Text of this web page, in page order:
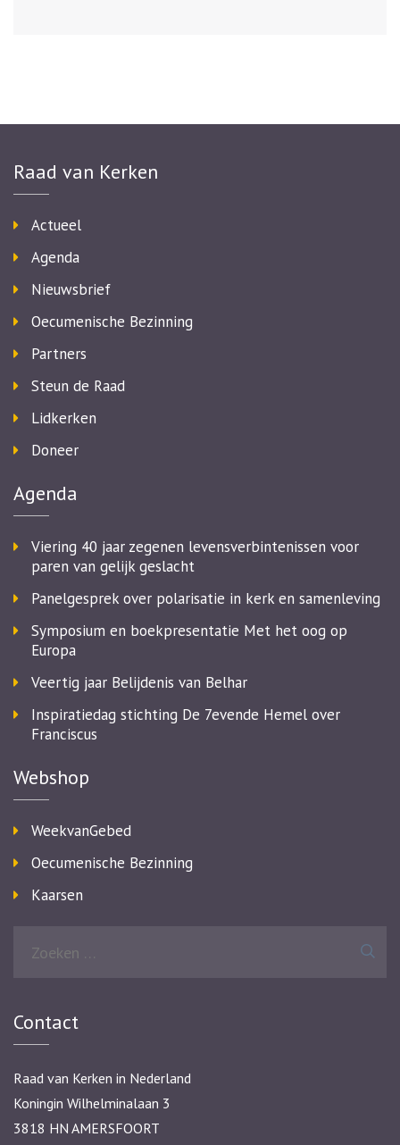
Raad van Kerken
Actueel
Agenda
Nieuwsbrief
Oecumenische Bezinning
Partners
Steun de Raad
Lidkerken
Doneer
Agenda
Viering 40 jaar zegenen levensverbintenissen voor
paren van gelijk geslacht
Panelgesprek over polarisatie in kerk en samenleving
Symposium en boekpresentatie Met het oog op
Europa
Veertig jaar Belijdenis van Belhar
Inspiratiedag stichting De 7evende Hemel over
Franciscus
Webshop
WeekvanGebed
Oecumenische Bezinning
Kaarsen
Contact
Raad van Kerken in Nederland
Koningin Wilhelminalaan 3
3818 HN AMERSFOORT